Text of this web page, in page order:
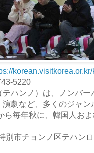
5220
テハンノ）は、ノンバ
劇など、多くのジャ
ら毎年秋に、韓国人お
別市チョンノ区テハン